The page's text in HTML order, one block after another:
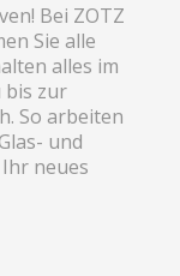
Bei ZOTZ
Sie alle
alles im
bis zur
So arbeiten
und
neues